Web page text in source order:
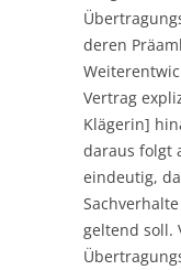
deren
Vertrag
Klägerin]
daraus folgt
eindeutig,
geltend soll.